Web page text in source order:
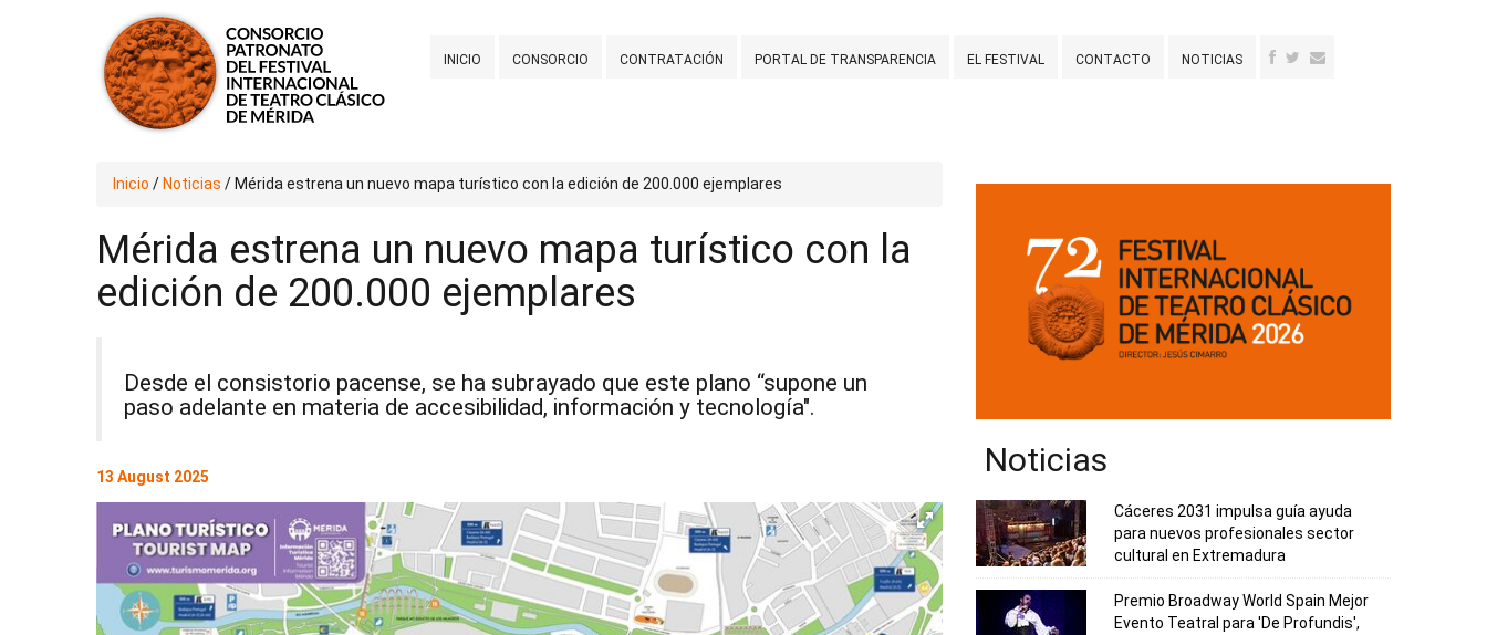
INICIO CONSORCIO CONTRATACIÓN PORTAL DE TRANSPARENCIA EL FESTIVAL CONTACTO NOTICIAS
Inicio / Noticias / Mérida estrena un nuevo mapa turístico con la edición de 200.000 ejemplares
Mérida estrena un nuevo mapa turístico con la
edición de 200.000 ejemplares
Desde el consistorio pacense, se ha subrayado que este plano “supone un
paso adelante en materia de accesibilidad, información y tecnología".
13 August 2025 Noticias
Cáceres 2031 impulsa guía ayuda
para nuevos profesionales sector
cultural en Extremadura
Premio Broadway World Spain Mejor
Evento Teatral para 'De Profundis',